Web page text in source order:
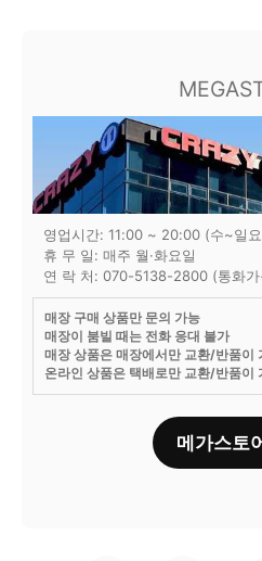
영업시간: 11:00 ~ 20:00 (수~일
휴 무 일: 매주 월·화요일
연 락 처: 070-5138-2800 (통화
매장 구매 상품만 문의 가능
매장이 붐빌 때는 전화 응대 불가
매장 상품은 매장에서만 교환/반품이
온라인 상품은 택배로만 교환/반품이
메가스토